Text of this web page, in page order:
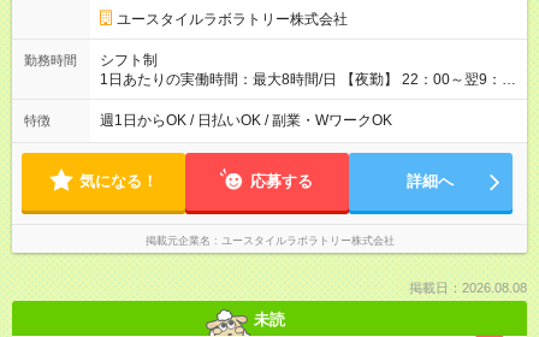
ユースタイルラボラトリー株式会社
勤務時間
シフト制
1日あたりの実働時間：最大8時間/日 【夜勤】 22：00～翌9：
00 ※週1日～OK ／ 夜勤専従 ＊＊ 勤務時間例 ＊＊ ■22時か
ら翌7時 ■23時から翌8時 ■24時から翌9時 など ※上記の時間
ます。 ※曜日固定（毎週同じ曜日での勤務となります）
特徴 週1日からOK / 日払いOK / 副業・WワークOK
気になる！ 応募する 詳細へ
掲載元企業名 ユースタイルラボラトリー株式会社
掲載日：2026.08.08
未読